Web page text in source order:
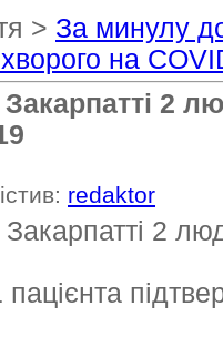
> За минулу
на
2
redaktor